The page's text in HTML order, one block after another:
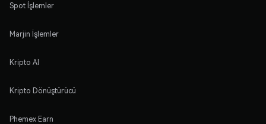
Spot İşlemler
Marjin İşlemler
Kripto Al
Kripto Dönüştürücü
Phemex Earn